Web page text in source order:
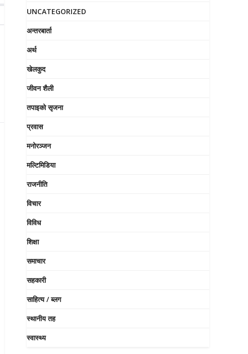
UNCATEGORIZED
अन्तरबार्ता
अर्थ
खेलकुद
जीवन शैली
तपाइको सृजना
प्रवास
मनोरञ्जन
मल्टिमिडिया
राजनीति
विचार
विविध
शिक्षा
समाचार
सहकारी
साहित्य / ब्लग
स्थानीय तह
स्वास्थ्य